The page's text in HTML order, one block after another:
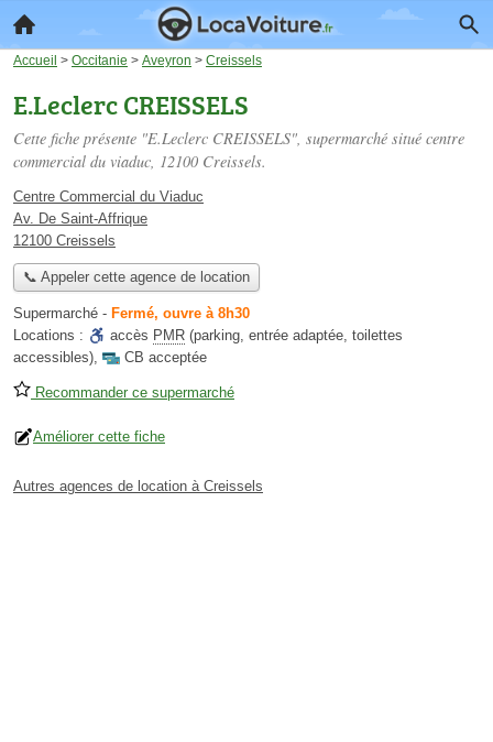
Accueil > Occitanie > Aveyron > Creissels
E.Leclerc CREISSELS
Cette fiche présente "E.Leclerc CREISSELS", supermarché situé centre
commercial du viaduc, 12100 Creissels.
Centre Commercial du Viaduc
Av. De Saint-Affrique
12100 Creissels
📞 Appeler cette agence de location
Supermarché - Fermé, ouvre à 8h30
Locations :
accès PMR (parking, entrée adaptée, toilettes
accessibles), CB acceptée
Recommander ce supermarché
Améliorer cette fiche
Autres agences de location à Creissels